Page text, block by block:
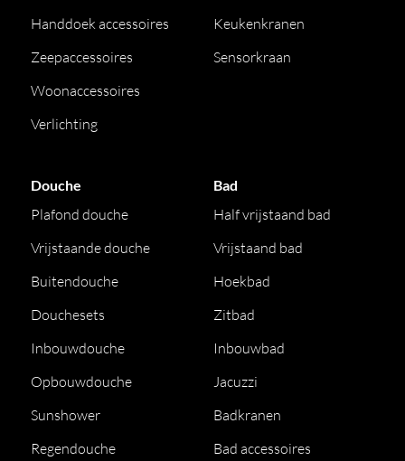
Handdoek accessoires
Zeepaccessoires
Woonaccessoires
Verlichting
Keukenkranen
Sensorkraan
Douche
Plafond douche
Vrijstaande douche
Buitendouche
Douchesets
Inbouwdouche
Opbouwdouche
Sunshower
Regendouche
Bad
Half vrijstaand bad
Vrijstaand bad
Hoekbad
Zitbad
Inbouwbad
Jacuzzi
Badkranen
Bad accessoires